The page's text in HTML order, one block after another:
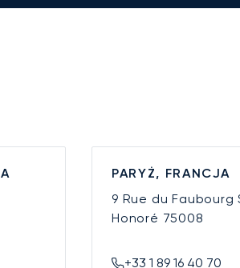
PARYŻ, FRANCJA
9 Rue du Faubourg
Honoré 75008
+33 1 89 16 40 70